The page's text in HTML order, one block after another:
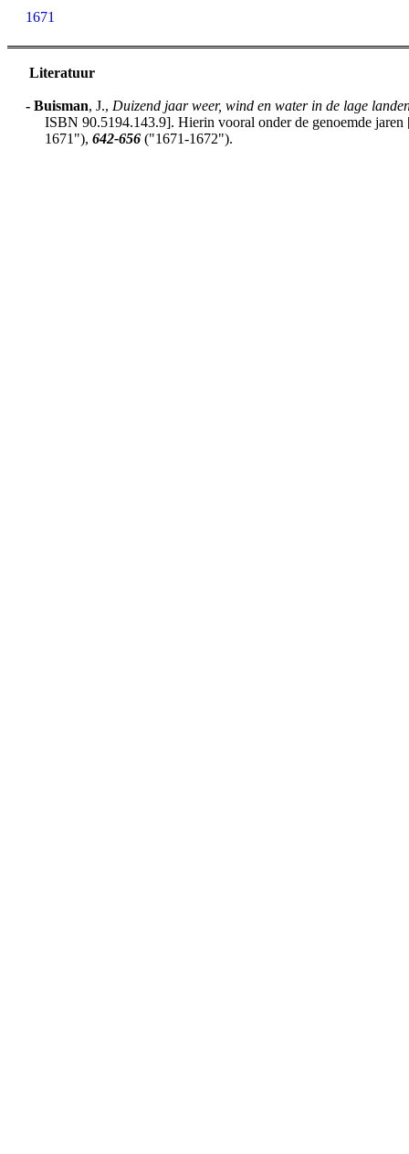
1671
Literatuur
- Buisman, J., Duizend jaar weer, wind en water in de lage
ISBN 90.5194.143.9]. Hierin vooral onder de genoemde
1671"),642-656 ("1671-1672").